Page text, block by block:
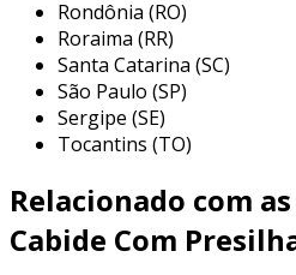
roupas mais pesadas e de
como blazers e vestidos.
cabides de plástico:
são frequentemente
camisetas e blusas. eles
formatos.
cabides de metal:são
Rondônia (RO)
Roraima (RR)
Santa Catarina (SC)
São Paulo (SP)
Sergipe (SE)
Tocantins (TO)
Relacionado com
Cabide Com